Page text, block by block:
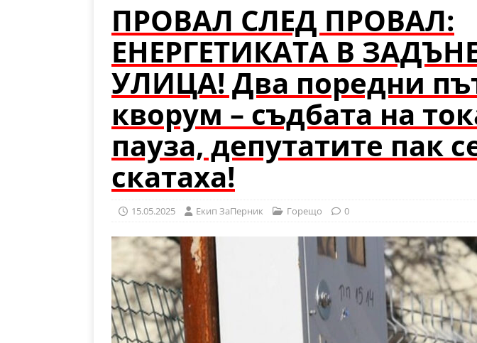
ПРОВАЛ СЛЕД ПРОВАЛ:
ЕНЕРГЕТИКАТА В
УЛИЦА! Два поредни
кворум – съдбата на
пауза, депутатите пак
скатаха!
15.05.2025 Eкип ЗаПерник Горещо 0